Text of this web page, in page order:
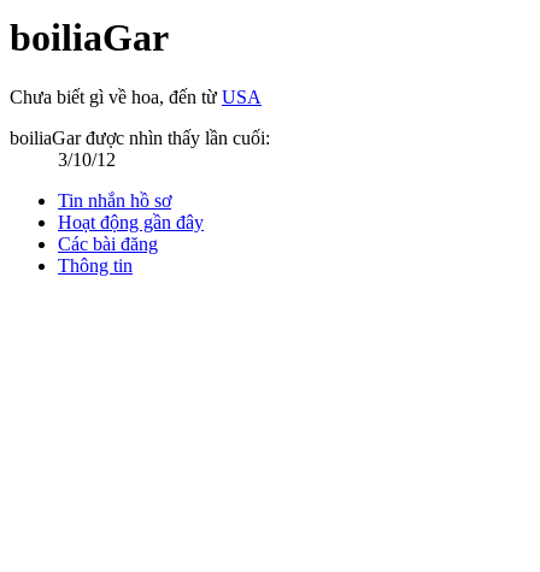
boiliaGar
Chưa biết gì về hoa, đến từ USA
boiliaGar được nhìn thấy lần cuối:
3/10/12
Tin nhắn hồ sơ
Hoạt động gần đây
Các bài đăng
Thông tin